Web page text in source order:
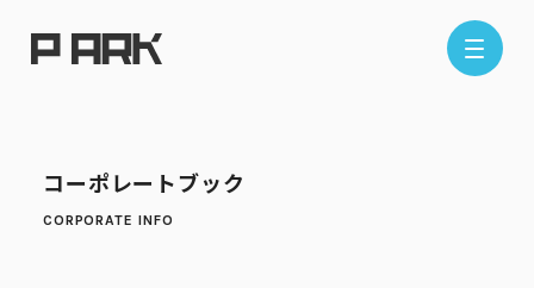
店舗情報
エリアから探す
コーポレートブック